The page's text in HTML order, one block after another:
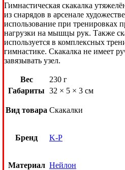
Гимнастическая скакалка
из снарядов в арсенале
использование при тренировках
нагрузки на мышцы рук. Также
используется в комплексных
гимнастике. Скакалка не имеет
завязывать узел.
Вес
230 г
Габариты 32 × 5 × 3 см
Вид товара Скакалки
Бренд K-P
Материал Нейлон